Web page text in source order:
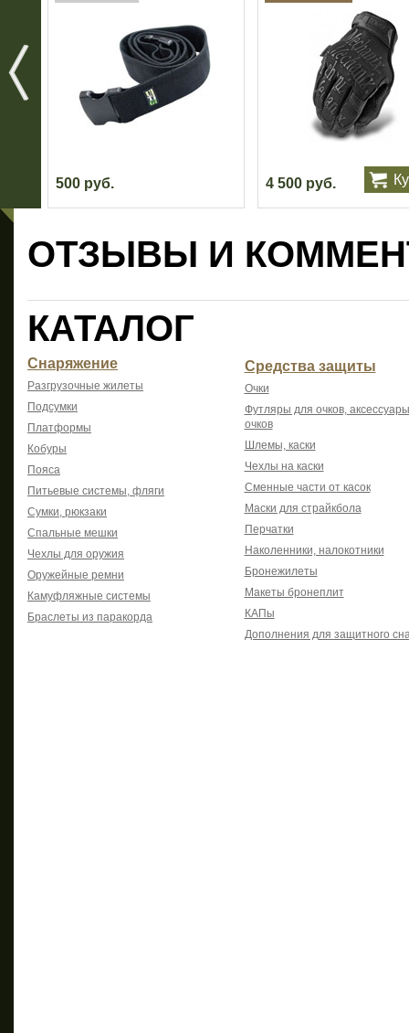
500 руб. 4 500 руб.
ОТЗЫВЫ И
КАТАЛОГ
Снаряжение
Разгрузочные жилеты
Подсумки
Платформы
Кобуры
Пояса
Питьевые системы, фляги
Сумки, рюкзаки
Спальные мешки
Чехлы для оружия
Оружейные ремни
Камуфляжные системы
Браслеты из паракорда
Средства защиты
Очки
Футляры для очков,
очков
Шлемы, каски
Чехлы на каски
Сменные части от касок
Маски для страйкбола
Перчатки
Наколенники, налокотники
Бронежилеты
Макеты бронеплит
КАПы
Дополнения для защитного